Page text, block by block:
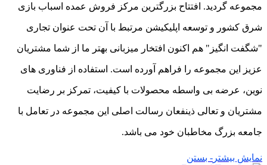
مجموعه گردید. افتتاح بزرگترین مرکز فروش عمده اسباب بازی
شرق کشور و توسعه اپلیکیشن مرتبط با آن تحت عنوان تجاری
"شگفت انگیز" هم اکنون افتخار میزبانی بهتر ما از شما مشتریان
عزیز این مجموعه را فراهم آورده است. استفاده از فناوری های
نوین، عرضه بی واسطه محصولات با کیفیت، تمرکز بر رضایت
مشتریان و تعالی ذینفعان رسالت اصلی این مجموعه در تعامل با
جامعه بزرگ مخاطبان خود می باشد.
نمایش بیشتر - بستن